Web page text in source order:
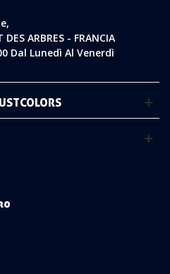
ARBRES - FRANCIA
Dal Lunedì Al Venerdì